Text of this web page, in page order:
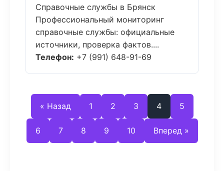
Справочные службы в Брянск
Профессиональный мониторинг
справочные службы: официальные
источники, проверка фактов....
Телефон: +7 (991) 648-91-69
« Назад 1 2 3 4 5
6 7 8 9 10 Вперед »